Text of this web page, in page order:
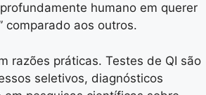
humano em querer
comparado aos outros.
razões práticas. Testes de QI são
seletivos, diagnósticos